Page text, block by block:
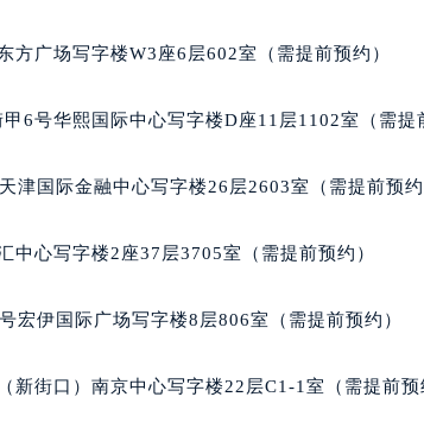
区湖滨东路95号华润大厦写字楼B座11层1104室
区人民东路6号SAC东原中心写字楼24层2406B室
区定王台街道建湘路393号世茂环球金融中心写
区解放路15号亨得利名表服务中心（品牌授权店
区中街路83号亨得利名表服务中心（品牌授权店
区锦绣路1067号置信广场10层1015室（需提前预
方广场写字楼W3座6层602室（需提前预约）
6号华熙国际中心写字楼D座11层1102室（需提
津国际金融中心写字楼26层2603室（需提前预约
中心写字楼2座37层3705室（需提前预约）
宏伊国际广场写字楼8层806室（需提前预约）
新街口）南京中心写字楼22层C1-1室（需提前预